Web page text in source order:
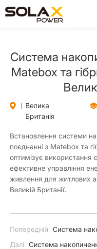
Система
Matebox та
Велика
Британія
Встановлення системи
поєднанні з Matebox та
оптимізує використання
ефективне управління
живлення для житлових
Великій Британії.
Попередній Система
приміщень у Данії
Далі Система